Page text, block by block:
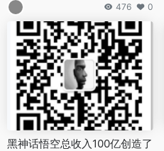
476 0
黑神话悟空总收入100亿创造了